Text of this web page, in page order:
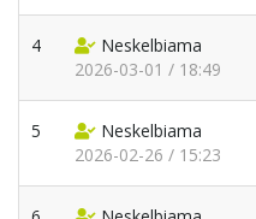
4
Neskelbiama
2026-03-01 / 18:49
5
Neskelbiama
2026-02-26 / 15:23